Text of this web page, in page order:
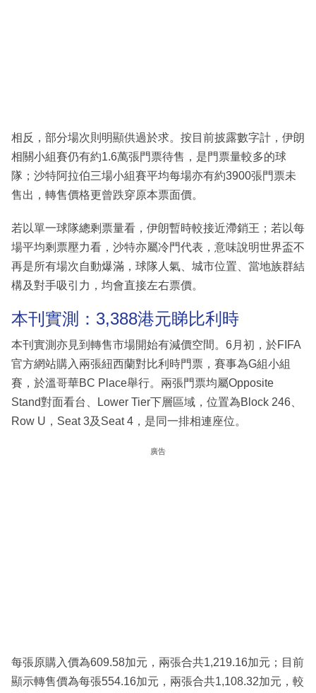
相反，部分場次則明顯供過於求。按目前披露數字計，伊朗
相關小組賽仍有約1.6萬張門票待售，是門票量較多的球
隊；沙特阿拉伯三場小組賽平均每場亦有約3900張門票未
售出，轉售價格更曾跌穿原本票面價。
若以單一球隊總剩票量看，伊朗暫時較接近滯銷王；若以每
場平均剩票壓力看，沙特亦屬冷門代表，意味說明世界盃不
再是所有場次自動爆滿，球隊人氣、城市位置、當地族群結
構及對手吸引力，均會直接左右票價。
本刊實測：3,388港元睇比利時
本刊實測亦見到轉售市場開始有減價空間。6月初，於FIFA
官方網站購入兩張紐西蘭對比利時門票，賽事為G組小組
賽，於溫哥華BC Place舉行。兩張門票均屬Opposite
Stand對面看台、Lower Tier下層區域，位置為Block 246、
Row U，Seat 3及Seat 4，是同一排相連座位。
廣告
每張原購入價為609.58加元，兩張合共1,219.16加元；目前
顯示轉售價為每張554.16加元，兩張合共1,108.32加元，較